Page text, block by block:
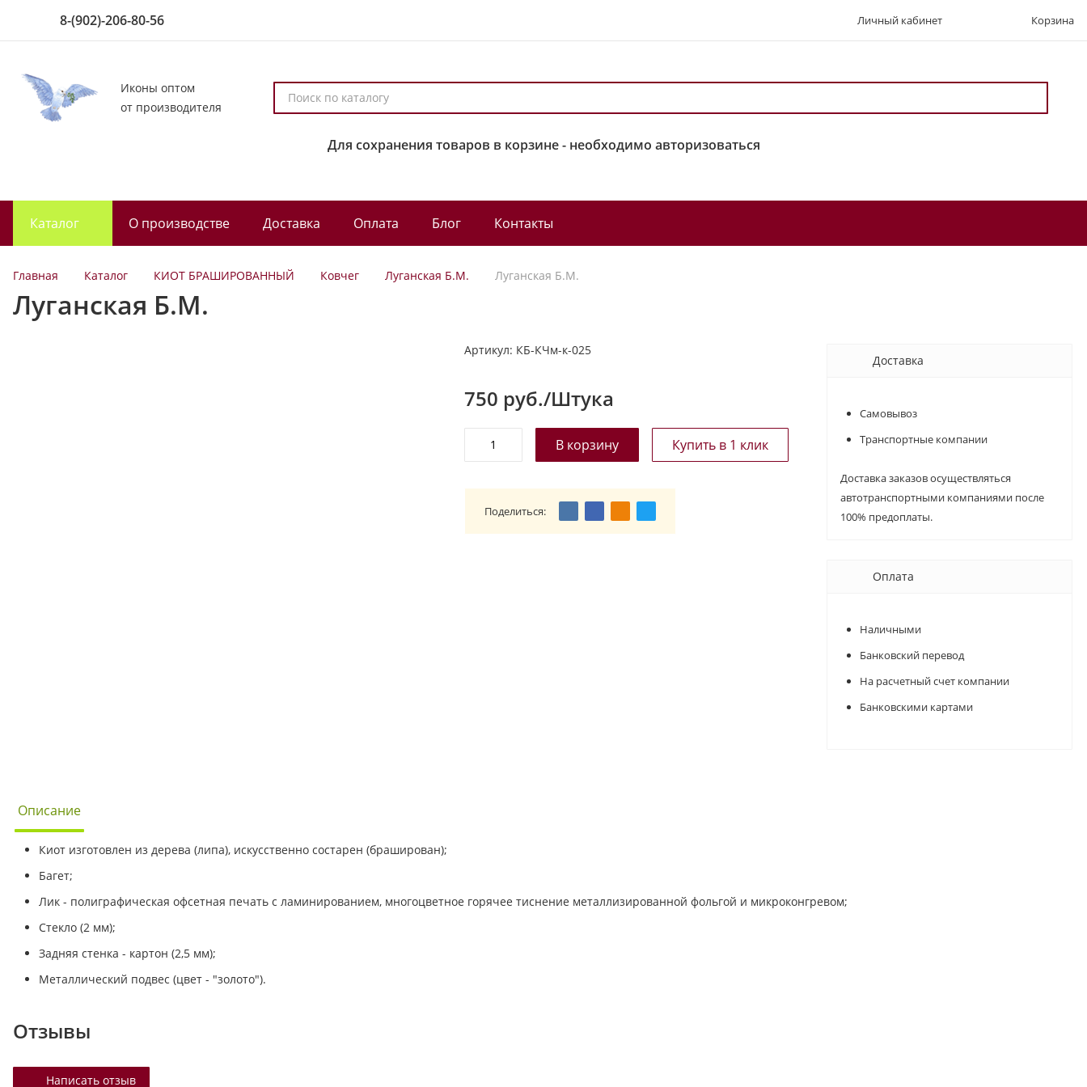
8-(902)-206-80-56 Личный кабинет Корзина
Иконы оптом
от производителя
о
к
а
а
Для сохранения товаров в корзине - необходимо авторизоваться
Каталог О производстве Доставка Оплата Блог Контакты
Главная Каталог КИОТ БРАШИРОВАННЫЙ Ковчег Луганская Б.М. Луганская Б.М.
Луганская Б.М.
Артикул: КБ-КЧм-к-025
750 руб./Штука
Поделиться:
Доставка
Самовывоз
Транспортные компании
Доставка заказов осуществляться
автотранспортными компаниями после
100% предоплаты.
Оплата
Наличными
Банковский перевод
На расчетный счет компании
Банковскими картами
Описание
Киот изготовлен из дерева (липа), искусственно состарен (браширован);
Багет;
Лик - полиграфическая офсетная печать с ламинированием, многоцветное горячее тиснение металлизированной фольгой и микроконгревом;
Стекло (2 мм);
Задняя стенка - картон (2,5 мм);
Металлический подвес (цвет - "золото").
Отзывы
Написать отзыв